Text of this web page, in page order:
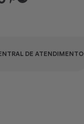
DE ATENDIMENTO